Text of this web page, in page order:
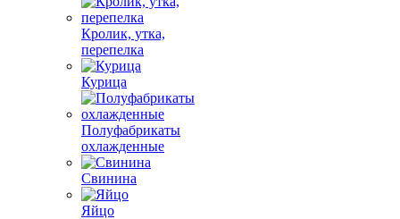
Кролик, утка,
перепелка
Курица
Полуфабрикаты
охлажденные
Свинина
Яйцо